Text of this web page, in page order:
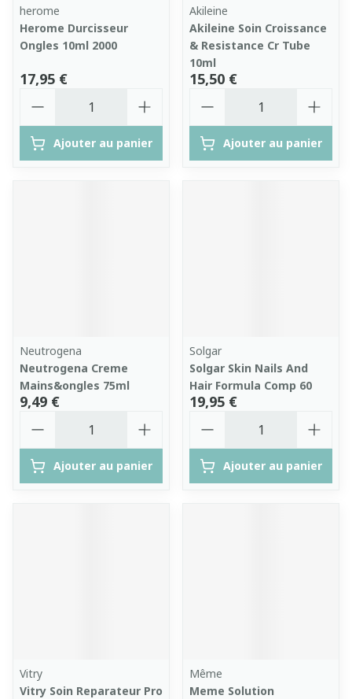
herome
Herome Durcisseur
Ongles 10ml 2000
17,95 €
Ajouter au panier
Akileine
Akileine Soin Croissance
& Resistance Cr Tube
10ml
15,50 €
Ajouter au panier
Neutrogena
Neutrogena Creme
Mains&ongles 75ml
9,49 €
Ajouter au panier
Solgar
Solgar Skin Nails And
Hair Formula Comp 60
19,95 €
Ajouter au panier
Vitry
Vitry Soin Reparateur Pro
Même
Meme Solution